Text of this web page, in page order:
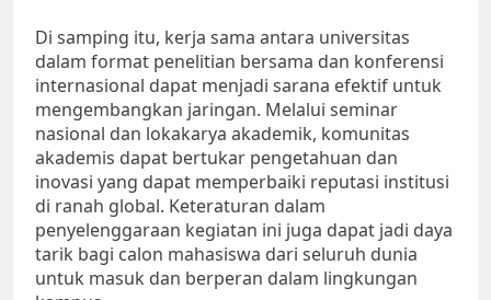
Di samping itu, kerja sama antara universitas
dalam format penelitian bersama dan konferensi
internasional dapat menjadi sarana efektif untuk
mengembangkan jaringan. Melalui seminar
nasional dan lokakarya akademik, komunitas
akademis dapat bertukar pengetahuan dan
inovasi yang dapat memperbaiki reputasi institusi
di ranah global. Keteraturan dalam
penyelenggaraan kegiatan ini juga dapat jadi daya
tarik bagi calon mahasiswa dari seluruh dunia
untuk masuk dan berperan dalam lingkungan